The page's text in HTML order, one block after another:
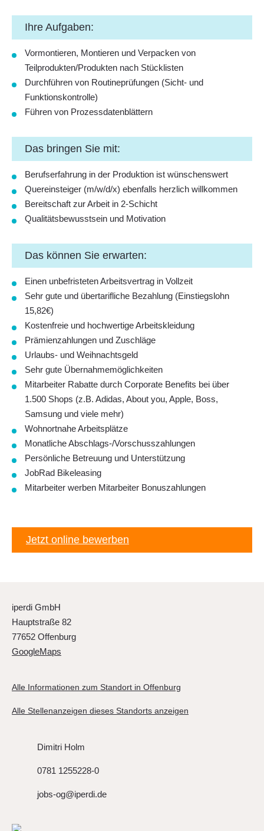
Ihre Aufgaben:
Vormontieren, Montieren und Verpacken von
Teilprodukten/Produkten nach Stücklisten
Durchführen von Routineprüfungen (Sicht- und
Funktionskontrolle)
Führen von Prozessdatenblättern
Das bringen Sie mit:
Berufserfahrung in der Produktion ist wünschenswert
Quereinsteiger (m/w/d/x) ebenfalls herzlich willkommen
Bereitschaft zur Arbeit in 2-Schicht
Qualitätsbewusstsein und Motivation
Das können Sie erwarten:
Einen unbefristeten Arbeitsvertrag in Vollzeit
Sehr gute und übertarifliche Bezahlung (Einstiegslohn
15,82€)
Kostenfreie und hochwertige Arbeitskleidung
Prämienzahlungen und Zuschläge
Urlaubs- und Weihnachtsgeld
Sehr gute Übernahmemöglichkeiten
Mitarbeiter Rabatte durch Corporate Benefits bei über
1.500 Shops (z.B. Adidas, About you, Apple, Boss,
Samsung und viele mehr)
Wohnortnahe Arbeitsplätze
Monatliche Abschlags-/Vorschusszahlungen
Persönliche Betreuung und Unterstützung
JobRad Bikeleasing
Mitarbeiter werben Mitarbeiter Bonuszahlungen
Jetzt online bewerben
iperdi GmbH
Hauptstraße 82
77652 Offenburg
GoogleMaps
Alle Informationen zum Standort in Offenburg
Alle Stellenanzeigen dieses Standorts anzeigen
Dimitri Holm
0781 1255228-0
jobs-og@iperdi.de